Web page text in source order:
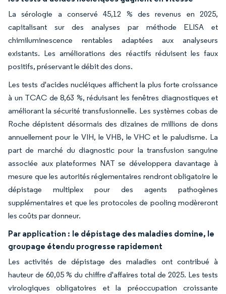
La sérologie a conservé 45,12 % des revenus en 2025,
capitalisant sur des analyses par méthode ELISA et
chimiluminescence rentables adaptées aux analyseurs
existants. Les améliorations des réactifs réduisent les faux
positifs, préservant le débit des dons.
Les tests d'acides nucléiques affichent la plus forte croissance
à un TCAC de 8,63 %, réduisant les fenêtres diagnostiques et
améliorant la sécurité transfusionnelle. Les systèmes cobas de
Roche dépistent désormais des dizaines de millions de dons
annuellement pour le VIH, le VHB, le VHC et le paludisme. La
part de marché du diagnostic pour la transfusion sanguine
associée aux plateformes NAT se développera davantage à
mesure que les autorités réglementaires rendront obligatoire le
dépistage multiplex pour des agents pathogènes
supplémentaires et que les protocoles de pooling modèreront
les coûts par donneur.
Par application : le dépistage des maladies domine, le
groupage étendu progresse rapidement
Les activités de dépistage des maladies ont contribué à
hauteur de 60,05 % du chiffre d'affaires total de 2025. Les tests
virologiques obligatoires et la préoccupation croissante